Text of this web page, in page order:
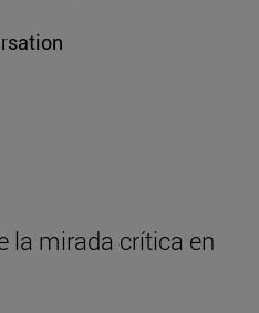
la mirada crítica en